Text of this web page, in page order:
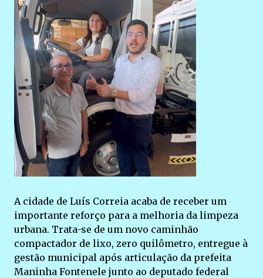
A cidade de Luís Correia acaba de receber um
importante reforço para a melhoria da limpeza
urbana. Trata-se de um novo caminhão
compactador de lixo, zero quilômetro, entregue à
gestão municipal após articulação da prefeita
Maninha Fontenele junto ao deputado federal